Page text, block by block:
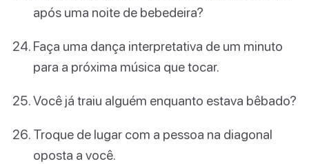
após uma noite de bebedeira?
Faça uma dança interpretativa de um minuto
para a próxima música que tocar.
Você já traiu alguém enquanto estava bêbado?
Troque de lugar com a pessoa na diagonal
oposta a você.